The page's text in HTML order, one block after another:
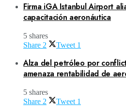
Firma iGA Istanbul Airport
capacitación aeronáutica
5 shares
Share 2 Tweet 1
Alza del petróleo por
amenaza rentabilidad de
5 shares
Share 2 Tweet 1